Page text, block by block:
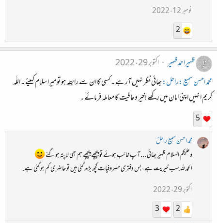
نومبر 12، 2022
2
ظہیراحمدظہیر
اکتوبر 29، 2022
محمّد احسن سمیع :راحل:بھائی نظر نہیں آرہے ۔ کسی کا ان سے رابطہ ہو تو میرا سلام کہیئے ۔ اللّٰہ
کریم انہیں اپنی امان میں رکھے !خیر و عافیت کا معاملہ فرمائے ۔
5
محمد احسن سمیع راحلؔ
وعلیکم السلام ظہیر بھائی ... آپ غائب ہوئے تو پیچھے پیچھے ہم بھی لا پتہ ہو گئے
الحمد للہ سب خیریت ہے، بس دفتری مصروفیات کچھ بڑھ گئی ہیں تو حاضری کم ہو گئی ہے.
اکتوبر 29، 2022
2
3